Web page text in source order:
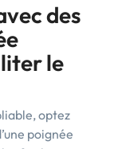
des
le
optez
poignée